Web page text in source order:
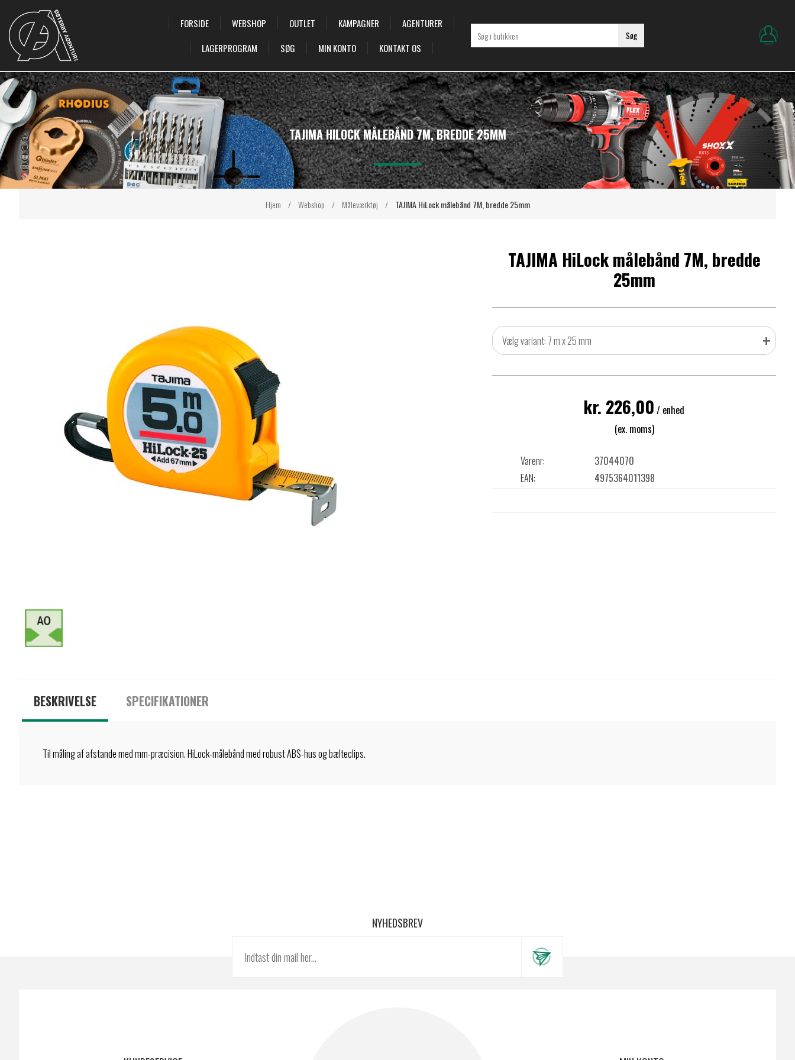
FORSIDE WEBSHOP OUTLET KAMPAGNER
AGENTURER
LAGERPROGRAM
SØG MIN KONTO KONTAKT OS
Søg
Hjem / Webshop / Måleværktøj / TAJIMA HiLock målebånd 7M, bredde 25mm
TAJIMA HILOCK MÅLEBÅND 7M, BREDDE 25MM
TAJIMA HiLock målebånd 7M, bredde
25mm
Vælg variant: 7 m x 25 mm +
kr. 226,00 / enhed
(ex. moms)
Varenr:
37044070
EAN:
4975364011398
BESKRIVELSE SPECIFIKATIONER
Til måling af afstande med mm-præcision. HiLock-målebånd med robust ABS-hus og bælteclips.
NYHEDSBREV